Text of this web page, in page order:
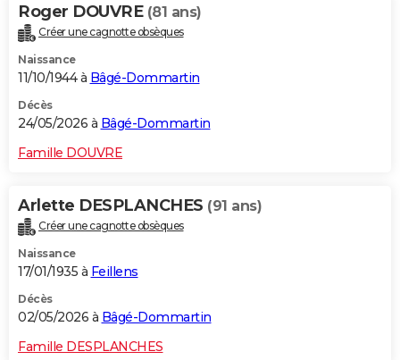
Dictionnaire
Biographies
Citations
Expressions
Proverbes
PROGRAMME TV
COPAINS D'AVANT
S'inscrire
Se connecter
Lycées
Collèges
Primaires
Universités
Entreprises
Service militaire
Avis de recherche
AVIS DE DÉCÈS
Roger DOUVRE (81 ans)
Créer une cagnotte obsèques
Naissance
11/10/1944 à Bâgé-Dommartin
Décès
24/05/2026 à Bâgé-Dommartin
Famille DOUVRE
Arlette DESPLANCHES (91 ans)
Créer une cagnotte obsèques
Naissance
17/01/1935 à Feillens
Décès
02/05/2026 à Bâgé-Dommartin
Famille DESPLANCHES